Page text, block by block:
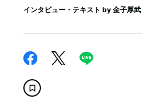
インタビュー・テキスト by 金子厚武